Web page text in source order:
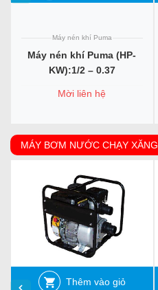
Máy nén khí Puma
Máy nén khí Puma (HP-
KW):1/2 – 0.37
Mời liên hệ
MÁY BƠM NƯỚC CHẠY XĂNG
Thêm vào giỏ